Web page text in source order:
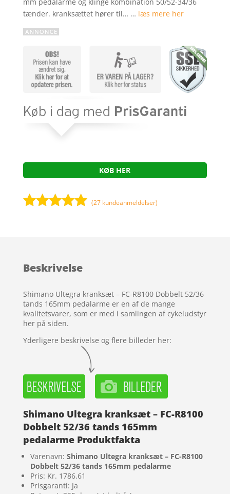
tænder. kranksættet hører til… … læs mere her
KØB HER
kundebedøm
(27 kundeanmeldelser)
Beskrivelse
Shimano Ultegra kranksæt – FC-R8100 Dobbelt 52/36
tands 165mm pedalarme er en af de mange
kvalitetsvarer, som er med i samlingen af cykeludstyr
her på siden.
Yderligere beskrivelse og flere billeder her:
Shimano Ultegra kranksæt – FC-R8100
Dobbelt 52/36 tands 165mm
pedalarme Produktfakta
Varenavn: Shimano Ultegra kranksæt – FC-R8100
Dobbelt 52/36 tands 165mm pedalarme
Pris: Kr. 1786.61
Prisgaranti: Ja